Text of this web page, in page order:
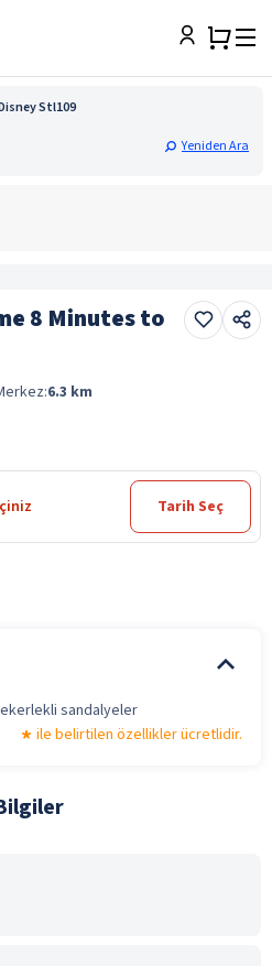
Stl109
Yeniden Ara
8 Minutes to
6.3 km
Tarih Seç
sandalyeler
ile belirtilen özellikler ücretlidir.